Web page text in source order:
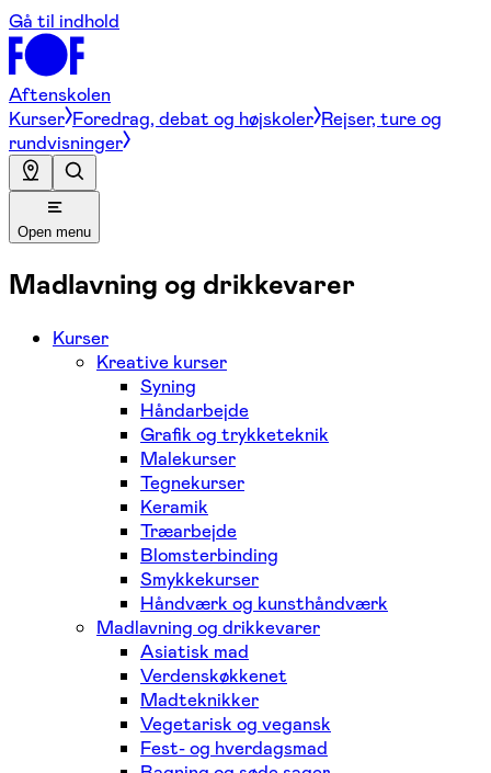
Gå til indhold
Aftenskolen
Kurser Foredrag, debat og højskoler Rejser, ture og
rundvisninger
Open menu
Madlavning og drikkevarer
Kurser
Kreative kurser
Syning
Håndarbejde
Grafik og trykketeknik
Malekurser
Tegnekurser
Keramik
Træarbejde
Blomsterbinding
Smykkekurser
Håndværk og kunsthåndværk
Madlavning og drikkevarer
Asiatisk mad
Verdenskøkkenet
Madteknikker
Vegetarisk og vegansk
Fest- og hverdagsmad